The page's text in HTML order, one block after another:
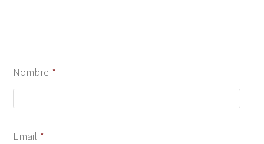
Nombre *
Email *